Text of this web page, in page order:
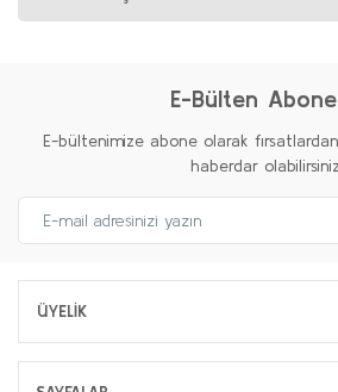
E-Bülten
E-bültenimize abone olarak
haberdar olabilirsiniz.
ÜYELİK